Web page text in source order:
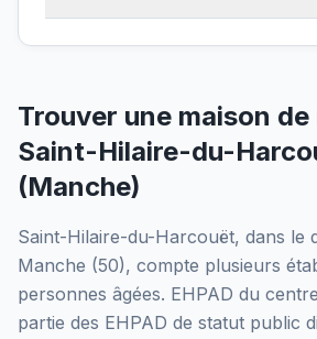
Trouver une maison
Saint-Hilaire-du-
(Manche)
Saint-Hilaire-du-Harcouët, dans le
Manche (50), compte plusieurs
personnes âgées. EHPAD du
partie des EHPAD de statut public